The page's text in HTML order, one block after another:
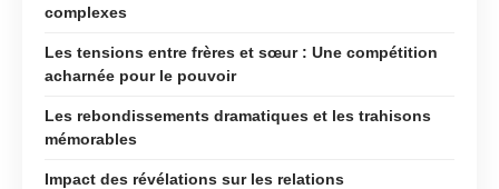
complexes
Les tensions entre frères et sœur : Une compétition
acharnée pour le pouvoir
Les rebondissements dramatiques et les trahisons
mémorables
Impact des révélations sur les relations